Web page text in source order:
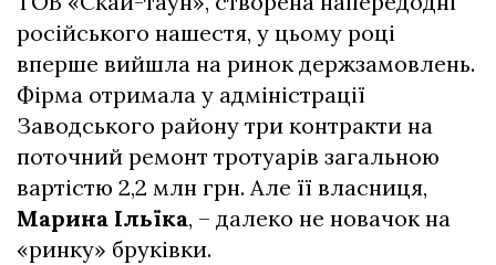
російського нашестя, у цьому році
вперше вийшла на ринок держзамовлень.
Фірма отримала у адміністрації
Заводського району три контракти на
поточний ремонт тротуарів загальною
вартістю 2,2 млн грн. Але її власниця,
Марина Ільїка, – далеко не новачок на
«ринку» бруківки.